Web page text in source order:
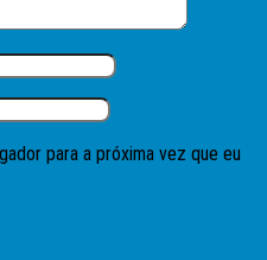
para a próxima vez que eu